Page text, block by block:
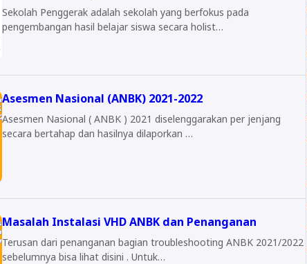
Sekolah Penggerak adalah sekolah yang berfokus pada
pengembangan hasil belajar siswa secara holist…
Asesmen Nasional (ANBK) 2021-2022
Asesmen Nasional ( ANBK ) 2021 diselenggarakan per jenjang
secara bertahap dan hasilnya dilaporkan …
Masalah Instalasi VHD ANBK dan Penanganan
Terusan dari penanganan bagian troubleshooting ANBK 2021/2022
sebelumnya bisa lihat disini . Untuk…